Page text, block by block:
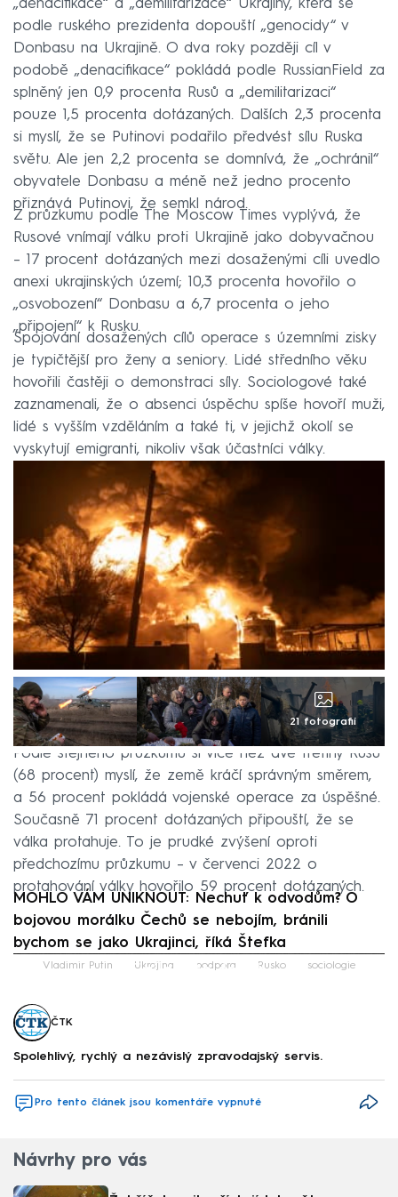
„denacifikace“ a „demilitarizace“ Ukrajiny, která se
podle ruského prezidenta dopouští „genocidy“ v
Donbasu na Ukrajině. O dva roky později cíl v
podobě „denacifikace“ pokládá podle RussianField za
splněný jen 0,9 procenta Rusů a „demilitarizaci“
pouze 1,5 procenta dotázaných. Dalších 2,3 procenta
si myslí, že se Putinovi podařilo předvést sílu Ruska
světu. Ale jen 2,2 procenta se domnívá, že „ochránil“
obyvatele Donbasu a méně než jedno procento
přiznává Putinovi, že semkl národ.
Z průzkumu podle The Moscow Times vyplývá, že
Rusové vnímají válku proti Ukrajině jako dobyvačnou
– 17 procent dotázaných mezi dosaženými cíli uvedlo
anexi ukrajinských území; 10,3 procenta hovořilo o
„osvobození“ Donbasu a 6,7 procenta o jeho
„připojení“ k Rusku.
Spojování dosažených cílů operace s územními zisky
je typičtější pro ženy a seniory. Lidé středního věku
hovořili častěji o demonstraci síly. Sociologové také
zaznamenali, že o absenci úspěchu spíše hovoří muži,
lidé s vyšším vzděláním a také ti, v jejichž okolí se
vyskytují emigranti, nikoliv však účastníci války.
21 fotografií
Podle stejného průzkumu si více než dvě třetiny Rusů
(68 procent) myslí, že země kráčí správným směrem,
a 56 procent pokládá vojenské operace za úspěšné.
Současně 71 procent dotázaných připouští, že se
válka protahuje. To je prudké zvýšení oproti
předchozímu průzkumu – v červenci 2022 o
protahování války hovořilo 59 procent dotázaných.
MOHLO VÁM UNIKNOUT: Nechuť k odvodům? O
bojovou morálku Čechů se nebojím, bránili
bychom se jako Ukrajinci, říká Štefka
Failed to fetch
Vladimir Putin Ukrajina podpora Rusko sociologie
ČTK
Spolehlivý, rychlý a nezávislý zpravodajský servis.
Pro tento článek jsou komentáře vypnuté
Návrhy pro vás